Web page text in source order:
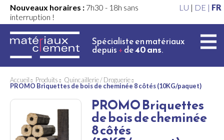
Nouveaux horaires : 7h30 - 18h sans
interruption !
LU | DE | FR
Spécialiste en matériaux
depuis+de40 ans.
Accueil Produits Quincaillerie / Droguerie
PROMO Briquettes de bois de cheminée 8 côtés (10KG/paquet)
PROMO Briquettes
de bois de cheminée
8 côtés